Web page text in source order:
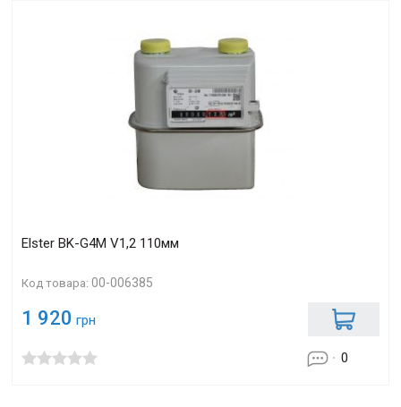
Elster BK-G4М V1,2 110мм
Код товара:00-006385
1 920 грн
0